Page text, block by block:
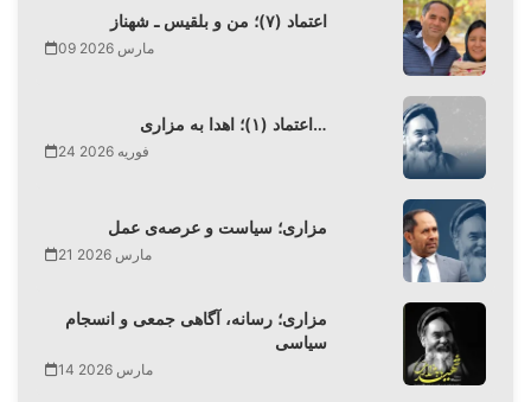
اعتماد (۷)؛ من و بلقیس ـ شهناز
09 مارس 2026
اعتماد (۱)؛ اهدا به مزاری…
24 فوریه 2026
مزاری؛ سیاست و عرصه‌ی عمل
21 مارس 2026
مزاری؛ رسانه، آگاهی جمعی و انسجام
سیاسی
14 مارس 2026